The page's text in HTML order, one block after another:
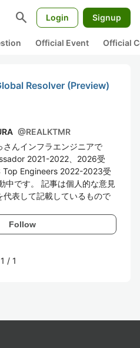
search Login Signup
Official Event Official
Resolver (Preview)
@REALKTMR
さんインフラエンジニアで
2021-2022、2026受
Top Engineers 2022-2023受
中です。 記事は個人的な意見
代表して記載しているもので
Follow
1 / 1